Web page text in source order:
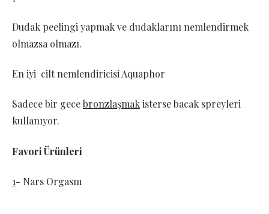
Dudak peelingi yapmak ve dudaklarını nemlendirmek
olmazsa olmazı.
En iyi cilt nemlendiricisi Aquaphor
Sadece bir gecebronzlaşmakisterse bacak spreyleri
kullanıyor.
Favori Ürünleri
1- Nars Orgasm